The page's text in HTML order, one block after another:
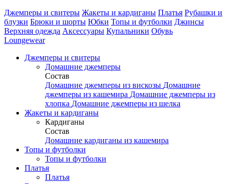
Джемперы и свитеры Жакеты и кардиганы Платья Рубашки и
блузки Брюки и шорты Юбки Топы и футболки Джинсы
Верхняя одежда Аксесcуары Купальники Обувь
Loungewear
Джемперы и свитеры
Домашние джемперы
Состав
Домашние джемперы из вискозы Домашние
джемперы из кашемира Домашние джемперы из
хлопка Домашние джемперы из шелка
Жакеты и кардиганы
Кардиганы
Состав
Домашние кардиганы из кашемира
Топы и футболки
Топы и футболки
Платья
Платья